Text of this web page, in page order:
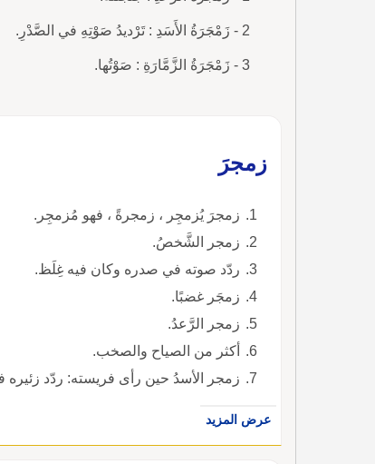
2 - زَمْجَرَةُ الأَسَدِ : تَرْديدُ صَوْتِهِ في الصَّدْرِ.
3 - زَمْجَرَةُ الزَّمَّارَةِ : صَوْتُها.
زمجرَ
زمجرَ يُزمجِر ، زمجرةً ، فهو مُزمجِر.
زمجر الشَّخصُ.
ردّد صوته في صدره وكان فيه غِلَظ.
زمجَر غضبًا.
زمجر الرَّعدُ.
أكثر من الصياح والصخب.
زمجر الأسدُ حين رأى فريسته: ردّد
عرض المزيد